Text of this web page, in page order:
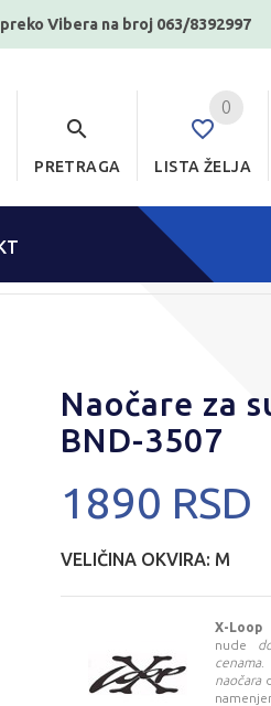
Vibera na broj 063/8392997
0
LISTA ŽELJA
PRETRAGA
Naočare za
BND-3507
1890 RSD
VELIČINA OKVIRA: M
X-Loop
nude
cenama.
naočara